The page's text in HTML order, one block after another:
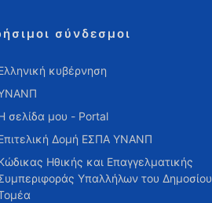
σύνδεσμοι
κυβέρνηση
σελίδα μου - Portal
Δομή ΕΣΠΑ ΥΝΑΝΠ
Ηθικής και Επαγγελματικής
Υπαλλήλων του Δημοσίου